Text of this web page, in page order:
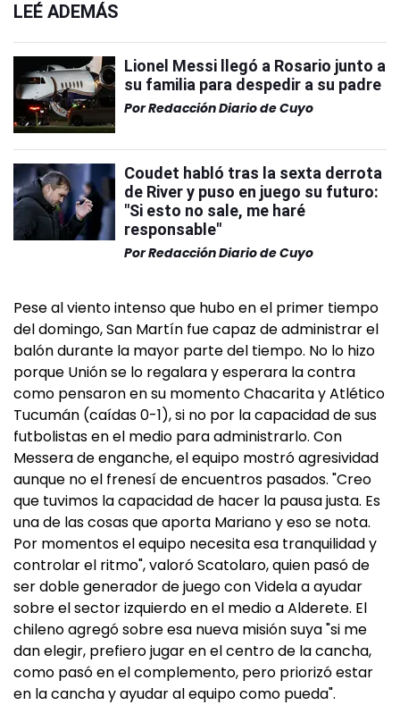
LEÉ ADEMÁS
Lionel Messi llegó a Rosario junto a
su familia para despedir a su padre
PorRedacción Diario de Cuyo
Coudet habló tras la sexta derrota
de River y puso en juego su futuro:
"Si esto no sale, me haré
responsable"
PorRedacción Diario de Cuyo
Pese al viento intenso que hubo en el primer tiempo
del domingo, San Martín fue capaz de administrar el
balón durante la mayor parte del tiempo. No lo hizo
porque Unión se lo regalara y esperara la contra
como pensaron en su momento Chacarita y Atlético
Tucumán (caídas 0-1), si no por la capacidad de sus
futbolistas en el medio para administrarlo. Con
Messera de enganche, el equipo mostró agresividad
aunque no el frenesí de encuentros pasados. "Creo
que tuvimos la capacidad de hacer la pausa justa. Es
una de las cosas que aporta Mariano y eso se nota.
Por momentos el equipo necesita esa tranquilidad y
controlar el ritmo", valoró Scatolaro, quien pasó de
ser doble generador de juego con Videla a ayudar
sobre el sector izquierdo en el medio a Alderete. El
chileno agregó sobre esa nueva misión suya "si me
dan elegir, prefiero jugar en el centro de la cancha,
como pasó en el complemento, pero priorizó estar
en la cancha y ayudar al equipo como pueda".